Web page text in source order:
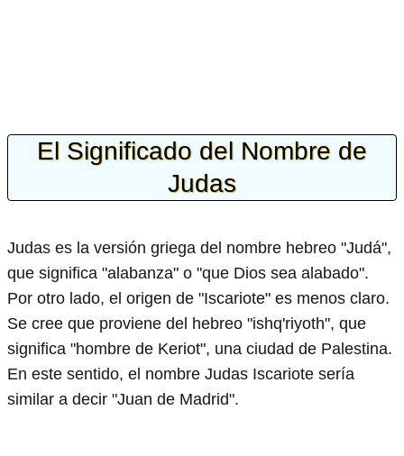
El Significado del Nombre de
Judas
Judas es la versión griega del nombre hebreo "Judá",
que significa "alabanza" o "que Dios sea alabado".
Por otro lado, el origen de "Iscariote" es menos claro.
Se cree que proviene del hebreo "ishq'riyoth", que
significa "hombre de Keriot", una ciudad de Palestina.
En este sentido, el nombre Judas Iscariote sería
similar a decir "Juan de Madrid".